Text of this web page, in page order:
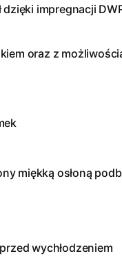
impregnacji
oraz z
miękką osłoną
wychłodzeniem